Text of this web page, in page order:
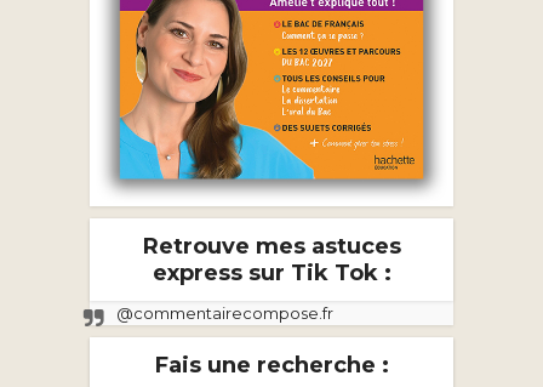
Retrouve mes astuces
express sur Tik Tok :
@commentairecompose.fr
Fais une recherche :